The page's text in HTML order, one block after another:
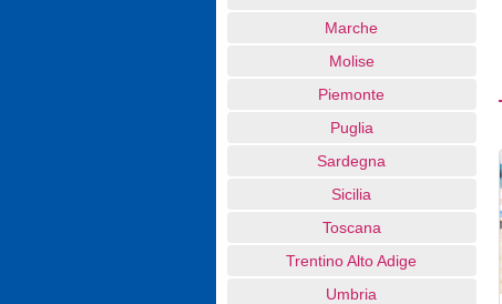
Marche
Molise
Piemonte
Puglia
Sardegna
Sicilia
Toscana
Trentino Alto Adige
Umbria